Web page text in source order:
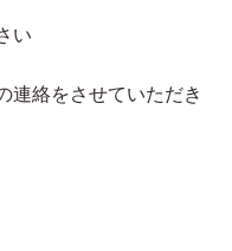
い
連絡をさせていただき